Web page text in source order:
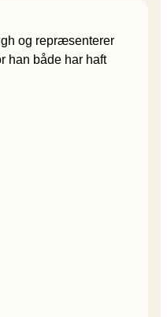
og repræsenterer
han både har haft